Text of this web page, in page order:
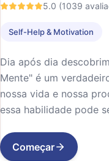
5.0 (1039
Self-Help & Motivation
Dia após dia
Mente" é um
nossa vida e nossa
essa habilidade pode
Começar